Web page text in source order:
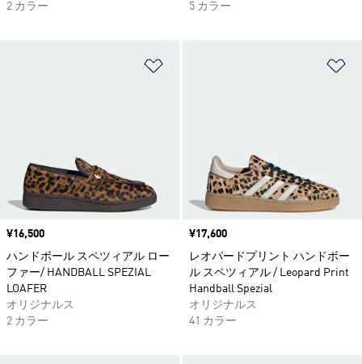
2 カラー
5 カラー
価格
¥16,500
ハンドボール スペツィアル ロー
ファー/ HANDBALL SPEZIAL
LOAFER
オリジナルス
2 カラー
価格
¥17,600
レオパードプリント ハンドボー
ル スペツィアル / Leopard Print
Handball Spezial
オリジナルス
41 カラー